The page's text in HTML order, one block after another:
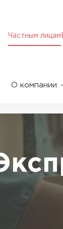
Частным лицам
О компании
Оплата
Вакансии
Акции